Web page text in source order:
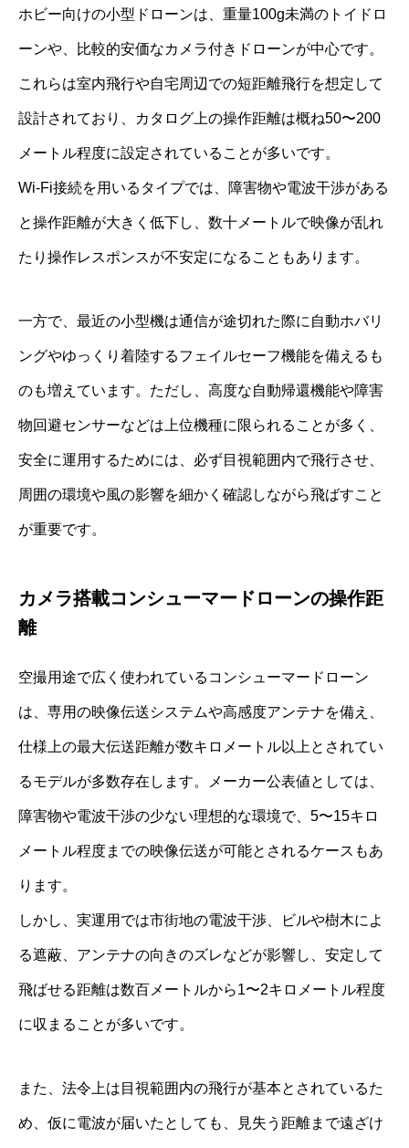
ホビー向けの小型ドローンは、重量100g未満のトイドロ
ーンや、比較的安価なカメラ付きドローンが中心です。
これらは室内飛行や自宅周辺での短距離飛行を想定して
設計されており、カタログ上の操作距離は概ね50〜200
メートル程度に設定されていることが多いです。
Wi-Fi接続を用いるタイプでは、障害物や電波干渉がある
と操作距離が大きく低下し、数十メートルで映像が乱れ
たり操作レスポンスが不安定になることもあります。
一方で、最近の小型機は通信が途切れた際に自動ホバリ
ングやゆっくり着陸するフェイルセーフ機能を備えるも
のも増えています。ただし、高度な自動帰還機能や障害
物回避センサーなどは上位機種に限られることが多く、
安全に運用するためには、必ず目視範囲内で飛行させ、
周囲の環境や風の影響を細かく確認しながら飛ばすこと
が重要です。
カメラ搭載コンシューマードローンの操作距
離
空撮用途で広く使われているコンシューマードローン
は、専用の映像伝送システムや高感度アンテナを備え、
仕様上の最大伝送距離が数キロメートル以上とされてい
るモデルが多数存在します。メーカー公表値としては、
障害物や電波干渉の少ない理想的な環境で、5〜15キロ
メートル程度までの映像伝送が可能とされるケースもあ
ります。
しかし、実運用では市街地の電波干渉、ビルや樹木によ
る遮蔽、アンテナの向きのズレなどが影響し、安定して
飛ばせる距離は数百メートルから1〜2キロメートル程度
に収まることが多いです。
また、法令上は目視範囲内の飛行が基本とされているた
め、仮に電波が届いたとしても、見失う距離まで遠ざけ